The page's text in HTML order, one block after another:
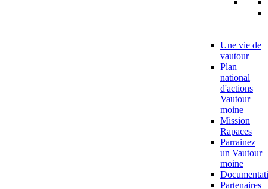
Une vie de
vautour
Plan
national
d'actions
Vautour
moine
Mission
Rapaces
Parrainez
un Vautour
moine
Partenaires